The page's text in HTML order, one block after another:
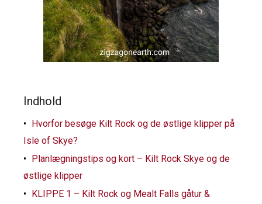
Indhold
Hvorfor besøge Kilt Rock og de østlige klipper på
Isle of Skye?
Planlægningstips og kort – Kilt Rock Skye og de
østlige klipper
KLIPPE 1 – Kilt Rock og Mealt Falls gåtur &